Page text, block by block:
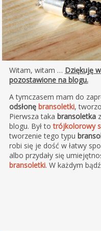
Witam, witam … Dziękuję
pozostawione na blogu.
A tymczasem mam do
odsłonę bransoletki,
Pierwsza taka bransoletka
blogu. Był totrójkolorowy
tworzenie tego typu
robi się je dość w łatwy
albo przydały się
bransoletki. W każdym